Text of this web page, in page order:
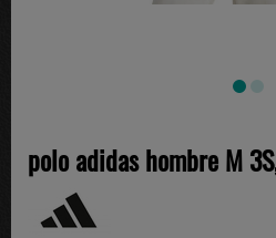
polo adidas hombre M